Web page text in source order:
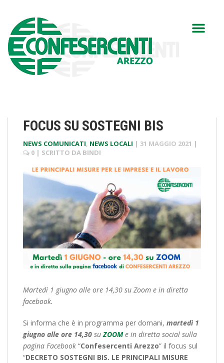
FOCUS SU SOSTEGNI BIS
NEWS COMUNICATI, NEWS LOCALI | 31 MAGGIO 2021 |
0 | SCRITTO DA BINDI
Martedì 1 giugno alle ore 14,30 su Zoom e in diretta
facebook.
Si informa che è in programma per domani, martedì 1
giugno alle ore 14,30 suZOOM e in diretta social sulla
pagina Facebook “Confesercenti Arezzo” il focus sul
“DECRETO SOSTEGNI BIS. LE PRINCIPALI MISURE